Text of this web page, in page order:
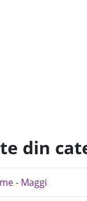
din
- Maggi